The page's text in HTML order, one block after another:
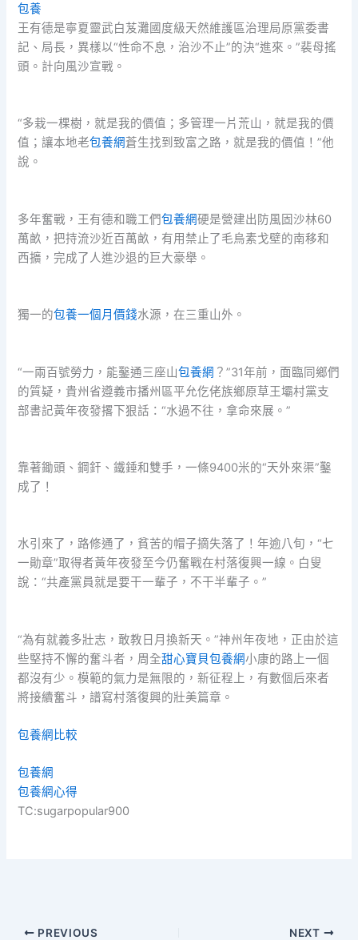
包養
王有德是寧夏靈武白芨灘國度級天然維護區治理局原黨委書
記、局長，異樣以“性命不息，治沙不止”的決“進來。”裴母搖
頭。計向風沙宣戰。
“多栽一棵樹，就是我的價值；多管理一片荒山，就是我的價
值；讓本地老包養網蒼生找到致富之路，就是我的價值！”他
說。
多年奮戰，王有德和職工們包養網硬是營建出防風固沙林60
萬畝，把持流沙近百萬畝，有用禁止了毛烏素戈壁的南移和
西擴，完成了人進沙退的巨大豪舉。
獨一的包養一個月價錢水源，在三重山外。
“一兩百號勞力，能鑿通三座山包養網 ？”31年前，面臨同鄉們
的質疑，貴州省遵義市播州區平允仡佬族鄉原草王壩村黨支
部書記黃年夜發撂下狠話：“水過不往，拿命來展。”
靠著鋤頭、鋼釬、鐵錘和雙手，一條9400米的“天外來渠”鑿
成了！
水引來了，路修通了，貧苦的帽子摘失落了！年逾八旬，“七
一勛章”取得者黃年夜發至今仍奮戰在村落復興一線。白叟
說：“共產黨員就是要干一輩子，不干半輩子。”
“為有就義多壯志，敢教日月換新天。”神州年夜地，正由於這
些堅持不懈的奮斗者，周全甜心寶貝包養網小康的路上一個
都沒有少。模範的氣力是無限的，新征程上，有數個后來者
將接續奮斗，譜寫村落復興的壯美篇章。
包養網比較
包養網
包養網心得
TC:sugarpopular900
PREVIOUS NEXT